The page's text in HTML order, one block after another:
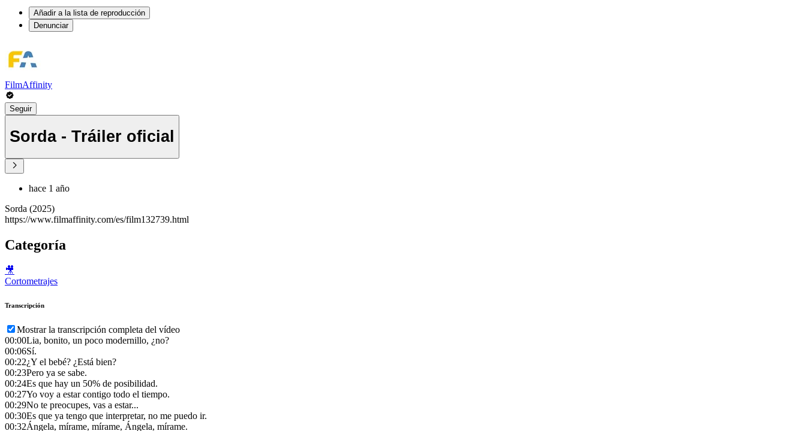
Añadir a la lista de reproducción
Denunciar
FilmAffinity
Seguir
Sorda - Tráiler oficial
hace 1 año
Sorda (2025)
https://www.filmaffinity.com/es/film132739.html
Categoría
🎥
Cortometrajes
Transcripción
Mostrar la transcripción completa del vídeo
00:00Lia, bonito, un poco modernillo, ¿no?
00:06Sí.
00:22¿Y el bebé? ¿Está bien?
00:23Pero ya se sabe.
00:24Es que hay un 50% de posibilidad.
00:27Yo voy a estar contigo todo el tiempo.
00:29No te preocupes, vas a estar...
00:30Es que ya tengo que interpretar, no me puedo ir.
00:32Ángela, mírame, mírame, Ángela, mírame.